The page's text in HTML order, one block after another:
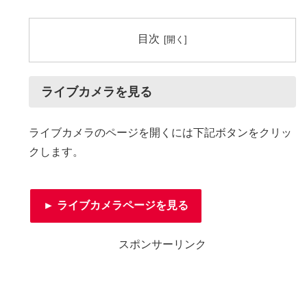
目次
ライブカメラを見る
ライブカメラのページを開くには下記ボタンをクリッ
クします。
► ライブカメラページを見る
スポンサーリンク